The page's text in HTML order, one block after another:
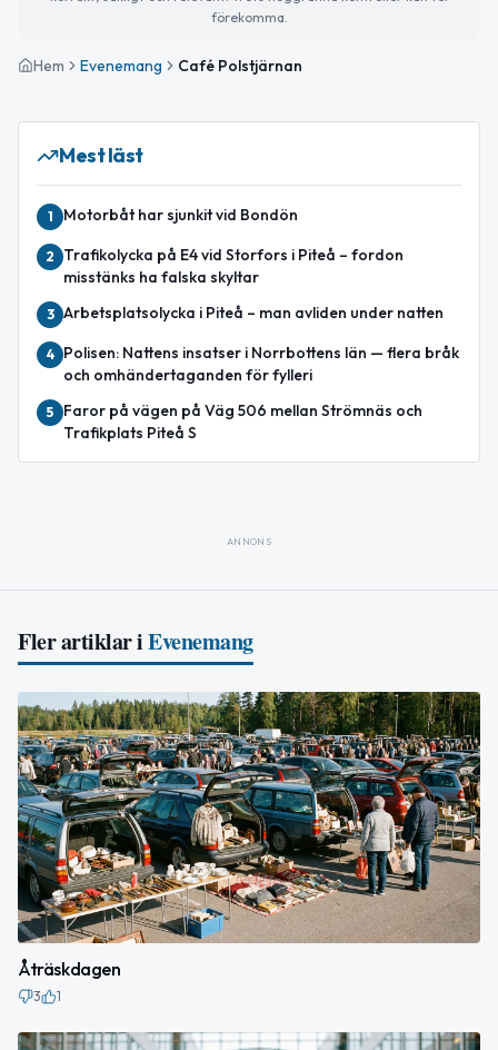
förekomma.
Hem Evenemang Café Polstjärnan
Mest läst
1 Motorbåt har sjunkit vid Bondön
2
Trafikolycka på E4 vid Storfors i Piteå – fordon
misstänks ha falska skyltar
3 Arbetsplatsolycka i Piteå – man avliden under natten
4
Polisen: Nattens insatser i Norrbottens län — flera bråk
och omhändertaganden för fylleri
5
Faror på vägen på Väg 506 mellan Strömnäs och
Trafikplats Piteå S
ANNONS
Fler artiklar iEvenemang
Åträskdagen
3 1